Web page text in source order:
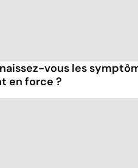
vous les
en force ?